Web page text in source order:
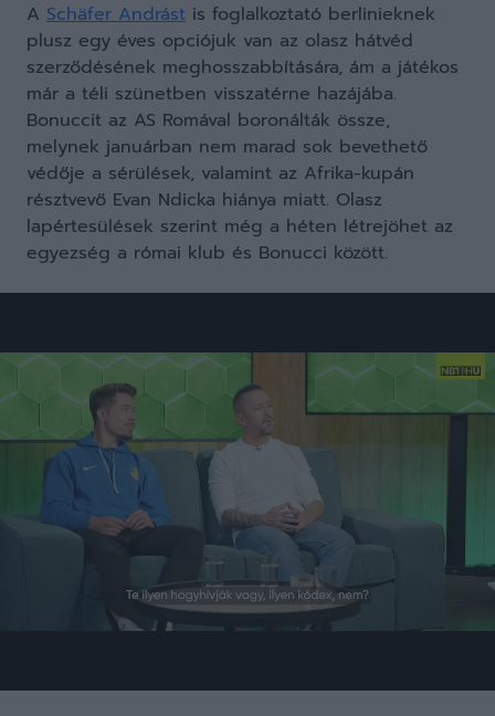
A Schäfer Andrást is foglalkoztató berlinieknek
plusz egy éves opciójuk van az olasz hátvéd
szerződésének meghosszabbítására, ám a játékos
már a téli szünetben visszatérne hazájába.
Bonuccit az AS Romával boronálták össze,
melynek januárban nem marad sok bevethető
védője a sérülések, valamint az Afrika-kupán
résztvevő Evan Ndicka hiánya miatt. Olasz
lapértesülések szerint még a héten létrejöhet az
egyezség a római klub és Bonucci között.
0%